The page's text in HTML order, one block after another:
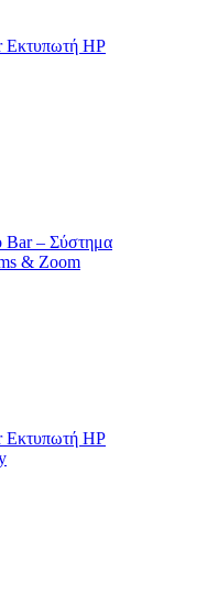
Εκτυπωτή HP
– Σύστημα
& Zoom
Εκτυπωτή HP